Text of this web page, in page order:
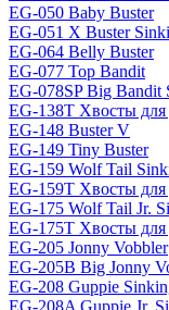
EG-050 Baby Buster
EG-051 X Buster
EG-064 Belly Buster
EG-077 Top Bandit
EG-078SP Big Bandit
EG-138T Хвосты для
EG-148 Buster V
EG-149 Tiny Buster
EG-159 Wolf Tail
EG-159T Хвосты
EG-175 Wolf Tail Jr.
EG-175T Хвосты для
EG-205 Jonny Vobbler
EG-205B Big Jonny
EG-208 Guppie
EG-208A Guppie Jr.